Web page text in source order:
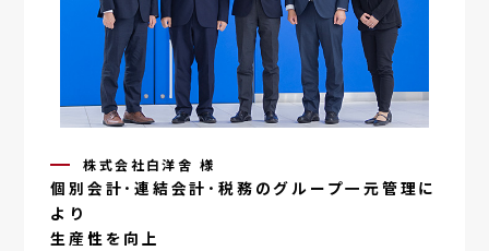
株式会社白洋舍 様
個別会計･連結会計･税務のグループ一元管理に
より
生産性を向上